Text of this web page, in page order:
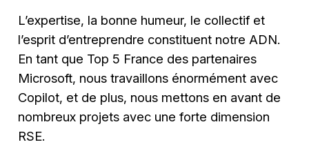
L’expertise, la bonne humeur, le collectif et
l’esprit d’entreprendre constituent notre ADN.
En tant que Top 5 France des partenaires
Microsoft, nous travaillons énormément avec
Copilot, et de plus, nous mettons en avant de
nombreux projets avec une forte dimension
RSE.